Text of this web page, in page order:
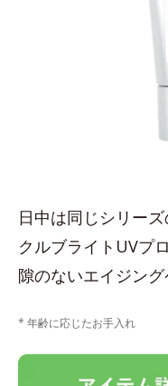
日中は同じシリー
クルブライトUVプ
隙のないエイジン
* 年齢に応じたお手入れ